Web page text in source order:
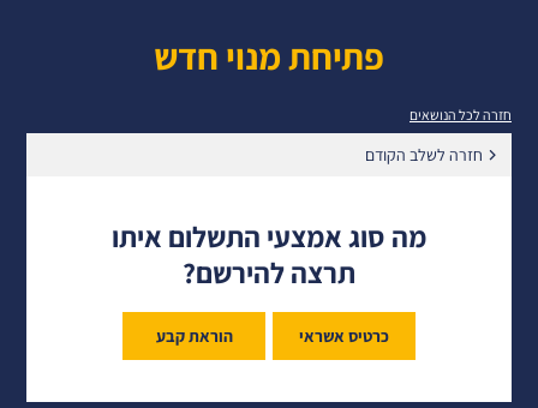
פתיחת מנוי חדש
חזרה לכל הנושאים
חזרה לשלב הקודם
מה סוג אמצעי התשלום איתו
תרצה להירשם?
כרטיס אשראי הוראת קבע